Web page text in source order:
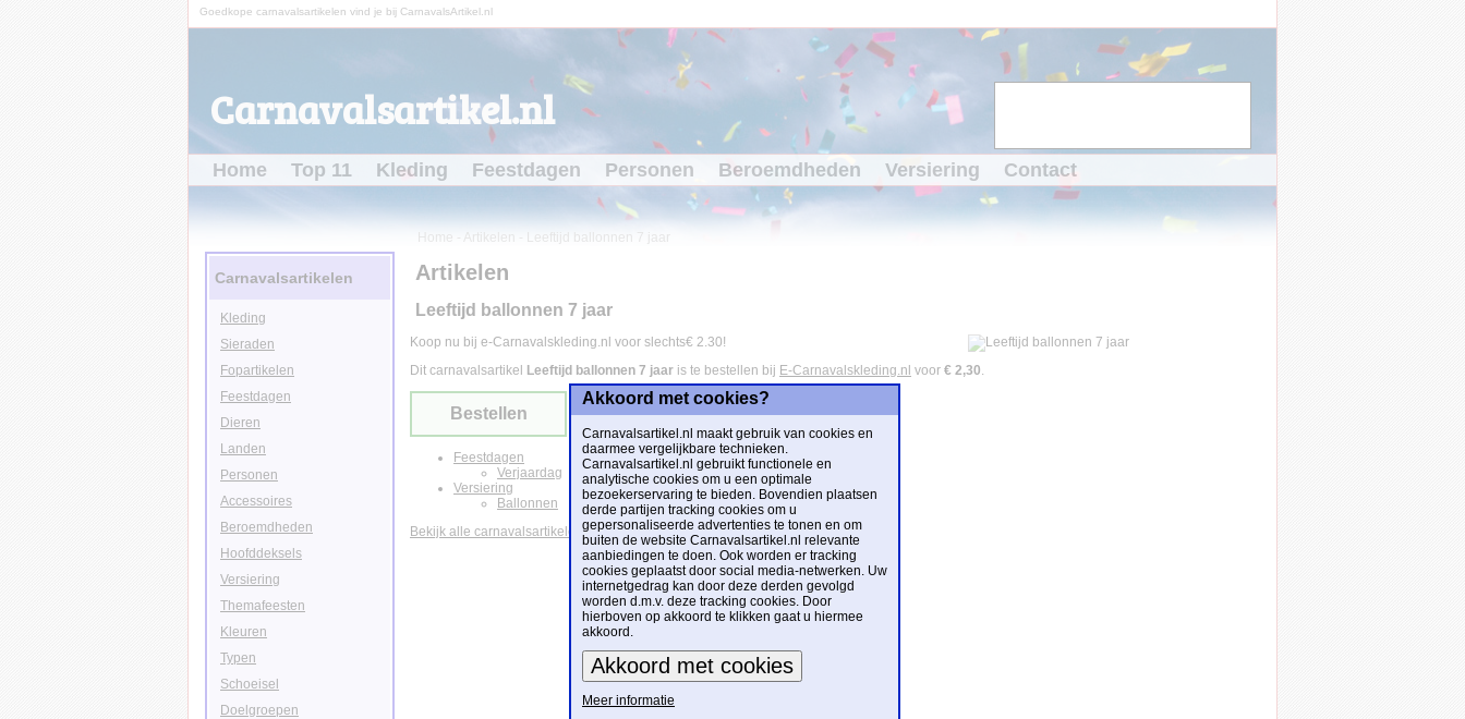
Goedkope carnavalsartikelen vind je bij CarnavalsArtikel.nl
Carnavalsartikel.nl
Home Top 11 Kleding Feestdagen Personen Beroemdheden Versiering Contact
Home Artikelen Leeftijd ballonnen 7 jaar
Artikelen
Leeftijd ballonnen 7 jaar
Koop nu bij e-Carnavalskleding.nl voor slechts€ 2.30!
Dit carnavalsartikel
Leeftijd ballonnen 7 jaar is te bestellen bij E-Carnavalskleding.nl voor € 2,30.
Bestellen
Feestdagen
Verjaardag
Versiering
Ballonnen
Bekijk alle carnavalsartikelen
Carnavalsartikelen
Kleding
Sieraden
Fopartikelen
Feestdagen
Dieren
Landen
Personen
Accessoires
Beroemdheden
Hoofddeksels
Versiering
Themafeesten
Kleuren
Typen
Schoeisel
Doelgroepen
Akkoord met cookies?
Carnavalsartikel.nl maakt gebruik van cookies en
daarmee vergelijkbare technieken.
Carnavalsartikel.nl gebruikt functionele en
analytische cookies om u een optimale
bezoekerservaring te bieden. Bovendien plaatsen
derde partijen tracking cookies om u
gepersonaliseerde advertenties te tonen en om
buiten de website Carnavalsartikel.nl relevante
aanbiedingen te doen. Ook worden er tracking
cookies geplaatst door social media-netwerken. Uw
internetgedrag kan door deze derden gevolgd
worden d.m.v. deze tracking cookies. Door
hierboven op akkoord te klikken gaat u hiermee
akkoord.
Meer informatie